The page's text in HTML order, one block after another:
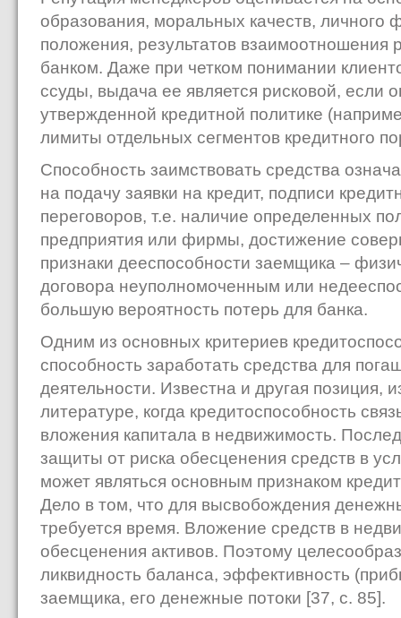
образования, моральных качеств, личного
положения, результатов взаимоотношения
банком. Даже при четком понимании
ссуды, выдача ее является рисковой, если
утвержденной кредитной политике
лимиты отдельных сегментов кредитного
Способность заимствовать средства
на подачу заявки на кредит, подписи
переговоров, т.е. наличие определенных
предприятия или фирмы, достижение
признаки дееспособности заемщика –
договора неуполномоченным или
большую вероятность потерь для банка.
Одним из основных критериев
способность заработать средства для
деятельности. Известна и другая позиция,
литературе, когда кредитоспособность
вложения капитала в недвижимость.
защиты от риска обесценения средств в
может являться основным признаком
Дело в том, что для высвобождения
требуется время. Вложение средств в
обесценения активов. Поэтому
ликвидность баланса, эффективность
заемщика, его денежные потоки [37, с. 85].